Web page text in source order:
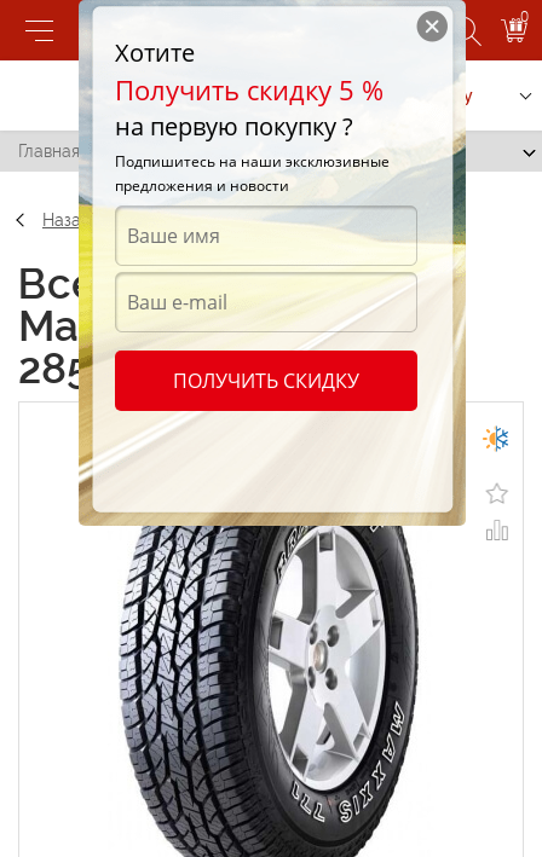
0
Позвонить Заказать услугу
Главная / Maxxis AT-771 Bravo 285/55 R20 119T
Назад
Всесезонные шины
Maxxis AT-771 Bravo
285/55 R20 119T
Хотите
Получить скидку 5 %
на первую покупку ?
Подпишитесь на наши эксклюзивные
предложения и новости
ПОЛУЧИТЬ СКИДКУ